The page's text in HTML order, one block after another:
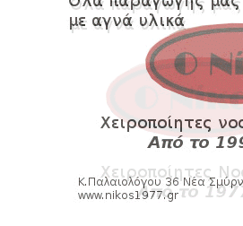
August 08, 2026
HEADLINES
Δείτε την εκπομπή
August 07, 2026
«Kara Talks»: LIVE
SLIDE